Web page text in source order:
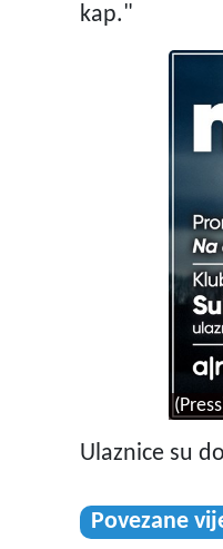
kap."
Ulaznice su
Povezane